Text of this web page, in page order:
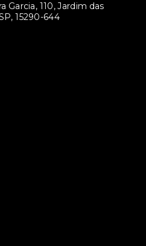
Garcia, 110, Jardim das
15290-644